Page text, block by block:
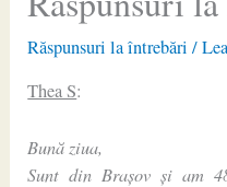
Răspunsuri la întrebări /
Thea S:
Bună ziua,
Sunt din Brașov și am